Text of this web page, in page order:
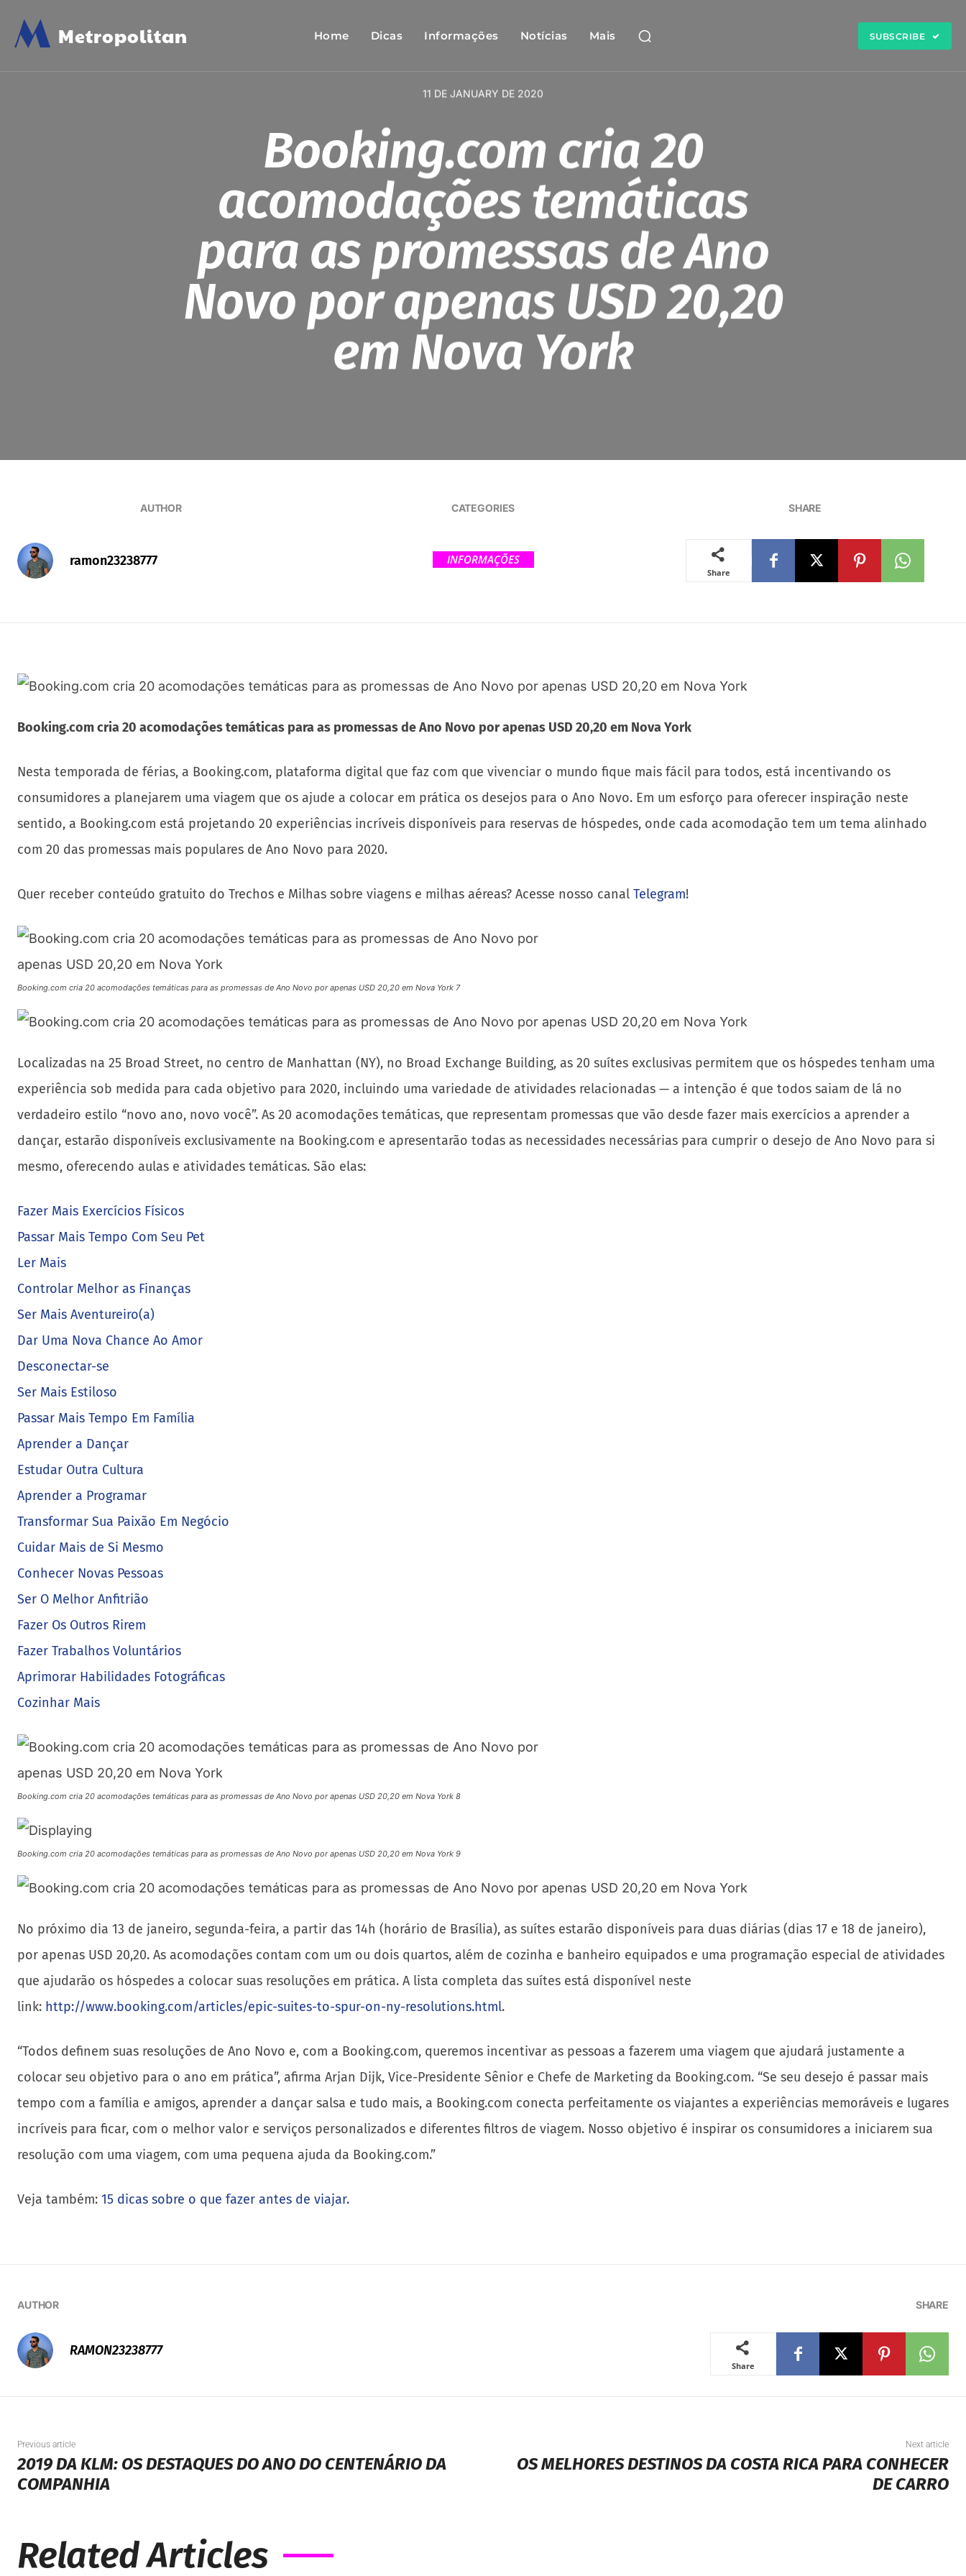
M Metropolitan Home Dicas Informações Notícias Mais SUBSCRIBE
11 DE JANUARY DE 2020
Booking.com cria 20
acomodações temáticas
para as promessas de Ano
Novo por apenas USD 20,20
em Nova York
AUTHOR
ramon23238777
CATEGORIES
INFORMAÇÕES
SHARE
Share
Booking.com cria 20 acomodações temáticas para as promessas de Ano Novo por apenas USD 20,20 em Nova York
Nesta temporada de férias, a Booking.com, plataforma digital que faz com que vivenciar o mundo fique mais fácil para todos, está incentivando os
consumidores a planejarem uma viagem que os ajude a colocar em prática os desejos para o Ano Novo. Em um esforço para oferecer inspiração neste
sentido, a Booking.com está projetando 20 experiências incríveis disponíveis para reservas de hóspedes, onde cada acomodação tem um tema alinhado
com 20 das promessas mais populares de Ano Novo para 2020.
Quer receber conteúdo gratuito do Trechos e Milhas sobre viagens e milhas aéreas? Acesse nosso canal Telegram!
Booking.com cria 20 acomodações temáticas para as promessas de Ano Novo por apenas USD 20,20 em Nova York 7
Localizadas na 25 Broad Street, no centro de Manhattan (NY), no Broad Exchange Building, as 20 suítes exclusivas permitem que os hóspedes tenham uma
experiência sob medida para cada objetivo para 2020, incluindo uma variedade de atividades relacionadas — a intenção é que todos saiam de lá no
verdadeiro estilo “novo ano, novo você”. As 20 acomodações temáticas, que representam promessas que vão desde fazer mais exercícios a aprender a
dançar, estarão disponíveis exclusivamente na Booking.com e apresentarão todas as necessidades necessárias para cumprir o desejo de Ano Novo para si
mesmo, oferecendo aulas e atividades temáticas. São elas:
Fazer Mais Exercícios Físicos
Passar Mais Tempo Com Seu Pet
Ler Mais
Controlar Melhor as Finanças
Ser Mais Aventureiro(a)
Dar Uma Nova Chance Ao Amor
Desconectar-se
Ser Mais Estiloso
Passar Mais Tempo Em Família
Aprender a Dançar
Estudar Outra Cultura
Aprender a Programar
Transformar Sua Paixão Em Negócio
Cuidar Mais de Si Mesmo
Conhecer Novas Pessoas
Ser O Melhor Anfitrião
Fazer Os Outros Rirem
Fazer Trabalhos Voluntários
Aprimorar Habilidades Fotográficas
Cozinhar Mais
Booking.com cria 20 acomodações temáticas para as promessas de Ano Novo por apenas USD 20,20 em Nova York 8
Booking.com cria 20 acomodações temáticas para as promessas de Ano Novo por apenas USD 20,20 em Nova York 9
No próximo dia 13 de janeiro, segunda-feira, a partir das 14h (horário de Brasília), as suítes estarão disponíveis para duas diárias (dias 17 e 18 de janeiro),
por apenas USD 20,20. As acomodações contam com um ou dois quartos, além de cozinha e banheiro equipados e uma programação especial de atividades
que ajudarão os hóspedes a colocar suas resoluções em prática. A lista completa das suítes está disponível neste
link: http://www.booking.com/articles/epic-suites-to-spur-on-ny-resolutions.html.
“Todos definem suas resoluções de Ano Novo e, com a Booking.com, queremos incentivar as pessoas a fazerem uma viagem que ajudará justamente a
colocar seu objetivo para o ano em prática”, afirma Arjan Dijk, Vice-Presidente Sênior e Chefe de Marketing da Booking.com. “Se seu desejo é passar mais
tempo com a família e amigos, aprender a dançar salsa e tudo mais, a Booking.com conecta perfeitamente os viajantes a experiências memoráveis e lugares
incríveis para ficar, com o melhor valor e serviços personalizados e diferentes filtros de viagem. Nosso objetivo é inspirar os consumidores a iniciarem sua
resolução com uma viagem, com uma pequena ajuda da Booking.com.”
Veja também: 15 dicas sobre o que fazer antes de viajar.
AUTHOR
RAMON23238777
SHARE
Share
Previous article
2019 DA KLM: OS DESTAQUES DO ANO DO CENTENÁRIO DA
COMPANHIA
Next article
OS MELHORES DESTINOS DA COSTA RICA PARA CONHECER
DE CARRO
Related Articles